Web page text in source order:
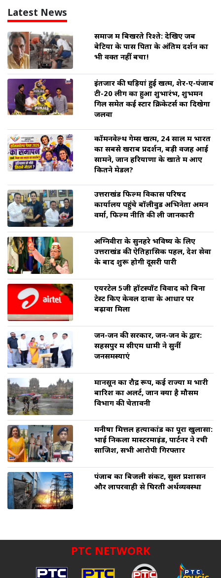
Latest News
समाज में बिखरते रिश्ते: देखिए जब
बेटियों के पास पिता के अंतिम दर्शन का
भी वक्त नहीं बचा!
इंतजार की घड़ियां हुई खत्म, शेर-ए-पंजाब
टी-20 लीग का हुआ शुभारंभ, शुभमन
गिल समेत कई स्टार क्रिकेटर्स का दिखेगा
जलवा
कॉमनवेल्थ गेम्स खत्म, 24 साल में भारत
का सबसे खराब प्रदर्शन, बड़ी वजह आई
सामने, जानें हरियाणा के खाते में आए
कितने मेडल?
उत्तराखंड फिल्म विकास परिषद
कार्यालय पहुंचे बॉलीवुड अभिनेता अमन
वर्मा, फिल्म नीति की ली जानकारी
अग्निवीरों के सुनहरे भविष्य के लिए
उत्तराखंड की ऐतिहासिक पहल, देश सेवा
के बाद शुरू होगी दूसरी पारी
एयरटेल 5जी हॉटस्पॉट विवाद को बिना
टेस्ट किए केवल दावों के आधार पर
बढ़ावा मिला
जन-जन की सरकार, जन-जन के द्वार:
सहसपुर में सीएम धामी ने सुनीं
जनसमस्याएं
मानसून का रौद्र रूप, कई राज्यों में भारी
बारिश का अलर्ट, जानें क्या है मौसम
विभाग की चेतावनी
मनीषा मित्तल हत्याकांड का पूरा खुलासा:
भाई निकला मास्टरमाइंड, पार्टनर ने रची
साजिश, सभी आरोपी गिरफ्तार
पंजाब का बिजली संकट, सुस्त प्रशासन
और लापरवाही से घिरती अर्थव्यवस्था
PTC NETWORK